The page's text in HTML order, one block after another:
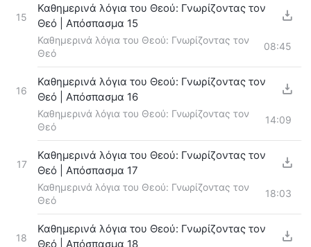
15
Καθημερινά λόγια του Θεού: Γνωρίζοντας τον
Θεό | Απόσπασμα 15
Καθημερινά λόγια του Θεού: Γνωρίζοντας τον
Θεό
08:45
16
Καθημερινά λόγια του Θεού: Γνωρίζοντας τον
Θεό | Απόσπασμα 16
Καθημερινά λόγια του Θεού: Γνωρίζοντας τον
Θεό
14:09
17
Καθημερινά λόγια του Θεού: Γνωρίζοντας τον
Θεό | Απόσπασμα 17
Καθημερινά λόγια του Θεού: Γνωρίζοντας τον
Θεό
18:03
18
Καθημερινά λόγια του Θεού: Γνωρίζοντας τον
Θεό | Απόσπασμα 18